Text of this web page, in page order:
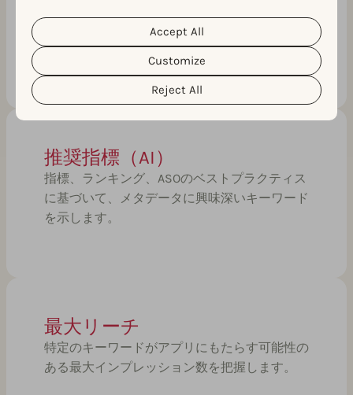
personal data and the different cookies we use, please
read our
Cookie Policy&Privacy Policy
customize your cookie settings and preferences by
clicking the “Customize” button.
Reject All
Customize
Accept All
トアの文脈において各キーワードがアプリにど
れだけ関連しているかを示します。
推奨指標（AI）
指標、ランキング、ASOのベストプラクティス
に基づいて、メタデータに興味深いキーワード
を示します。
最大リーチ
特定のキーワードがアプリにもたらす可能性の
ある最大インプレッション数を把握します。